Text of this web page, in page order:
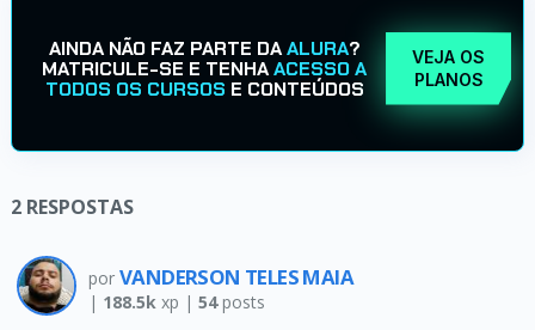
AINDA NÃO FAZ PARTE DAALURA?
MATRICULE-SE E TENHAACESSO A
TODOS OS CURSOS E CONTEÚDOS
VEJA OS
PLANOS
2 RESPOSTAS
por VANDERSON TELES MAIA
| 188.5kxp | 54posts